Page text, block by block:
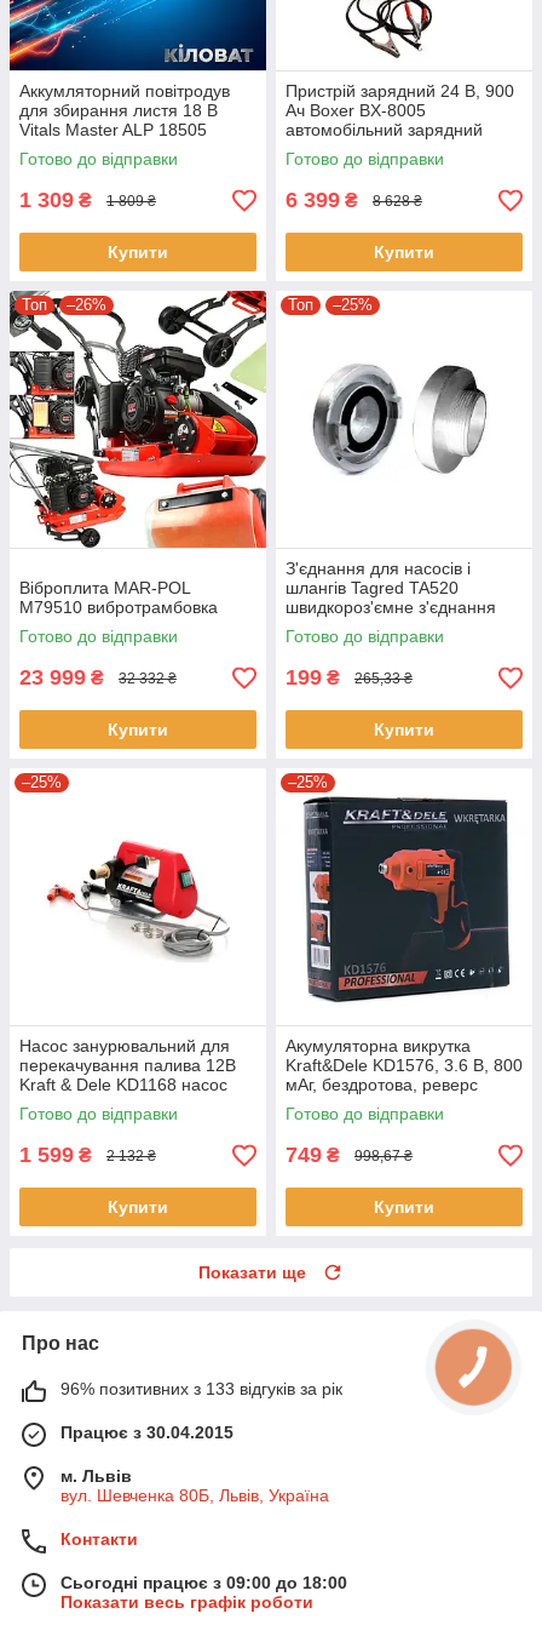
Аккумляторний повітродув
для збирання листя 18 В
Vitals Master ALP 18505
SmartLine+ садове
повітродувка для прибирання
Готово до відправки
1 309 ₴ 1 809 ₴
Купити
Пристрій зарядний 24 В, 900
Ач Boxer BX-8005
автомобільний зарядний
пристрій із затискачами
Готово до відправки
6 399 ₴ 8 628 ₴
Купити
Топ –26%
Віброплита MAR-POL
M79510 вибротрамбовка
Готово до відправки
23 999 ₴ 32 332 ₴
Купити
Топ –25%
З'єднання для насосів і
шлангів Tagred TA520
швидкороз'ємне з'єднання
для шлангів
Готово до відправки
199 ₴ 265,33 ₴
Купити
–25%
Насос занурювальний для
перекачування палива 12В
Kraft & Dele KD1168 насос
для перекачування
Готово до відправки
1 599 ₴ 2 132 ₴
Купити
–25%
Акумуляторна викрутка
Kraft&Dele KD1576, 3.6 В, 800
мАг, бездротова, реверс
Готово до відправки
749 ₴ 998,67 ₴
Купити
Показати ще
Про нас
96% позитивних з 133 відгуків за рік
Працює з 30.04.2015
м. Львів
вул. Шевченка 80Б, Львів, Україна
Контакти
Сьогодні працює з 09:00 до 18:00
Показати весь графік роботи